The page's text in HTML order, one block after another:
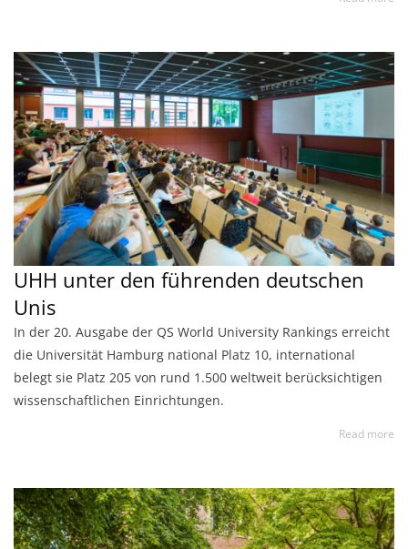
UHH unter den führenden deutschen
Unis
In der 20. Ausgabe der QS World University Rankings erreicht
die Universität Hamburg national Platz 10, international
belegt sie Platz 205 von rund 1.500 weltweit berücksichtigen
wissenschaftlichen Einrichtungen.
Read more